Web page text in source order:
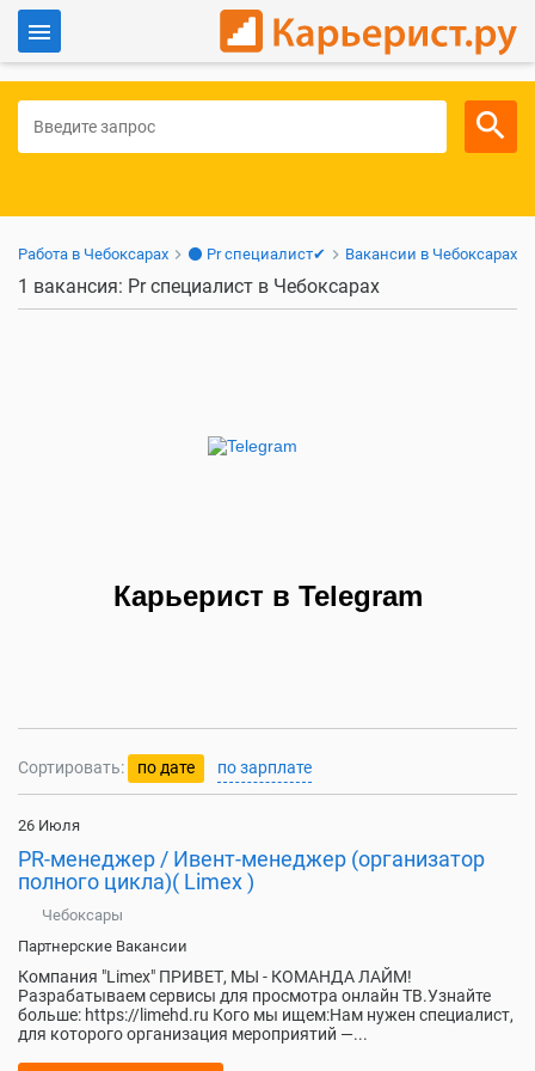
Для работодателей
Работа в Чебоксарах ⚫ Pr специалист✔ Вакансии в Чебоксарах
1 вакансия: Pr специалист в Чебоксарах
Карьерист в Telegram
Сортировать: по дате по зарплате
26 Июля
PR-менеджер / Ивент-менеджер (организатор
полного цикла)( Limex )
Чебоксары
Партнерские Вакансии
Компания "Limex" ПРИВЕТ, МЫ - КОМАНДА ЛАЙМ!
Разрабатываем сервисы для просмотра онлайн ТВ.Узнайте
больше: https://limehd.ru Кого мы ищем:Нам нужен специалист,
для которого организация мероприятий —...